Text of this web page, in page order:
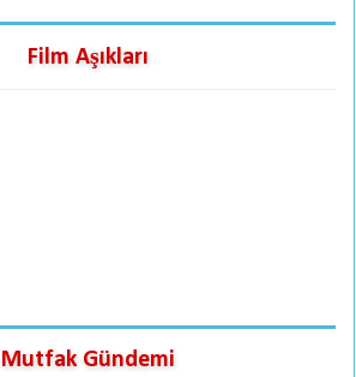
Film Aşıkları
Mutfak Gündemi